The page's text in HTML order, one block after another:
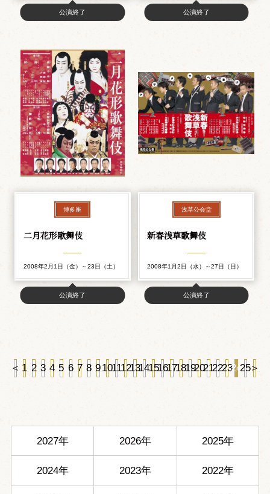
公演終了 公演終了
博多座
二月花形歌舞伎
2008年2月1日（金）～23日（土）
公演終了
浅草公会堂
新春浅草歌舞伎
2008年1月2日（水）～27日（日）
公演終了
＜ 1 2 3 4 5 6 7 8 910111213141516171819202122232425＞
2027年 2026年 2025年
2024年 2023年 2022年